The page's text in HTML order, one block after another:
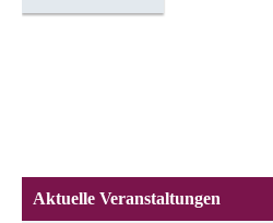
Aktuelle Veranstaltungen